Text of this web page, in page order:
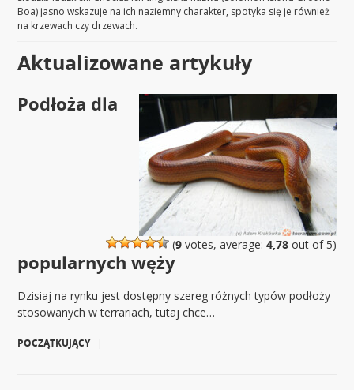
Boa) jasno wskazuje na ich naziemny charakter, spotyka się je również
na krzewach czy drzewach.
Aktualizowane artykuły
(9votes, average: 4,78out of 5)
Podłoża dla
popularnych węży
Dzisiaj na rynku jest dostępny szereg różnych typów podłoży
stosowanych w terrariach, tutaj chce…
POCZĄTKUJĄCY